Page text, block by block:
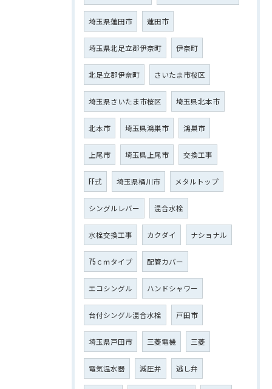
埼玉県蓮田市 蓮田市
埼玉県北足立郡伊奈町 伊奈町
北足立郡伊奈町 さいたま市桜区
埼玉県さいたま市桜区 埼玉県北本市
北本市 埼玉県鴻巣市 鴻巣市
上尾市 埼玉県上尾市 交換工事
FF式 埼玉県桶川市 メタルトップ
シングルレバー 混合水栓
水栓交換工事 カクダイ ナショナル
75ｃｍタイプ 配管カバー
エコシングル ハンドシャワー
台付シングル混合水栓 戸田市
埼玉県戸田市 三菱電機 三菱
電気温水器 減圧弁 逃し弁